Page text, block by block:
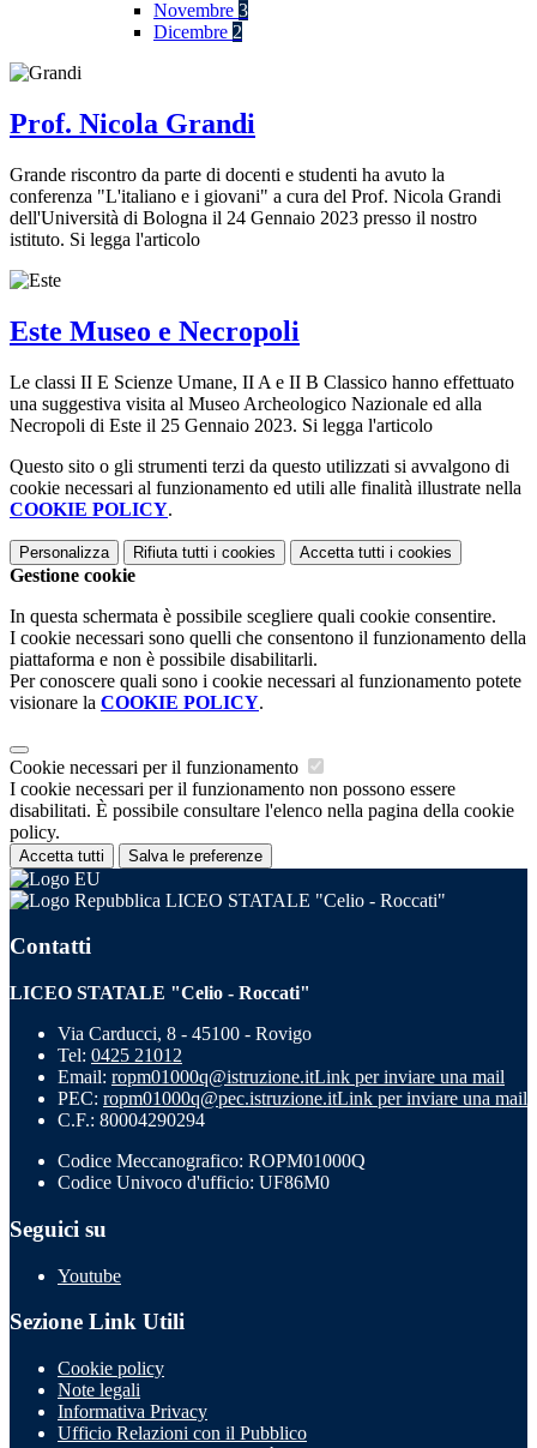
Novembre 3
Dicembre 2
Prof. Nicola Grandi
Grande riscontro da parte di docenti e studenti ha avuto la
conferenza "L'italiano e i giovani" a cura del Prof. Nicola Grandi
dell'Università di Bologna il 24 Gennaio 2023 presso il nostro
istituto. Si legga l'articolo
Este Museo e Necropoli
Le classi II E Scienze Umane, II A e II B Classico hanno effettuato
una suggestiva visita al Museo Archeologico Nazionale ed alla
Necropoli di Este il 25 Gennaio 2023. Si legga l'articolo
Questo sito o gli strumenti terzi da questo utilizzati si avvalgono di
cookie necessari al funzionamento ed utili alle finalità illustrate nella
COOKIE POLICY.
Personalizza Rifiuta tutti i cookies Accetta tutti i cookies
Gestione cookie
In questa schermata è possibile scegliere quali cookie consentire.
I cookie necessari sono quelli che consentono il funzionamento della
piattaforma e non è possibile disabilitarli.
Per conoscere quali sono i cookie necessari al funzionamento potete
visionare la COOKIE POLICY.
Cookie necessari per il funzionamento
I cookie necessari per il funzionamento non possono essere
disabilitati. È possibile consultare l'elenco nella pagina della cookie
policy.
Accetta tutti Salva le preferenze
LICEO STATALE "Celio - Roccati"
Contatti
LICEO STATALE "Celio - Roccati"
Via Carducci, 8 - 45100 - Rovigo
Tel: 0425 21012
Email: ropm01000q@istruzione.itLink per inviare una mail
PEC: ropm01000q@pec.istruzione.itLink per inviare una mail
C.F.: 80004290294
Codice Meccanografico: ROPM01000Q
Codice Univoco d'ufficio: UF86M0
Seguici su
Youtube
Sezione Link Utili
Cookie policy
Note legali
Informativa Privacy
Ufficio Relazioni con il Pubblico